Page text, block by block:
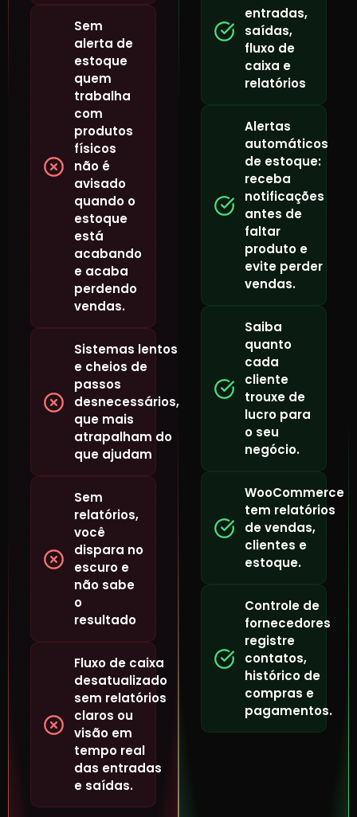
Sem
alerta de
estoque
quem
trabalha
com
produtos
físicos
não é
avisado
quando o
estoque
está
acabando
e acaba
perdendo
vendas.
Sistemas lentos
e cheios de
passos
desnecessários,
que mais
atrapalham do
que ajudam
Sem
relatórios,
você
dispara no
escuro e
não sabe
o
resultado
Fluxo de caixa
desatualizado
sem relatórios
claros ou
visão em
tempo real
das entradas
e saídas.
entradas,
saídas,
fluxo de
caixa e
relatórios
Alertas
automáticos
de estoque:
receba
notificações
antes de
faltar
produto e
evite perder
vendas.
Saiba
quanto
cada
cliente
trouxe de
lucro para
o seu
negócio.
WooCommerce
tem relatórios
de vendas,
clientes e
estoque.
Controle de
fornecedores
registre
contatos,
histórico de
compras e
pagamentos.